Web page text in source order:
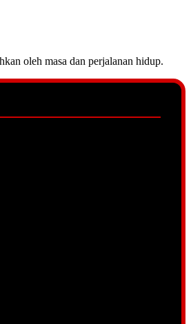
oleh masa dan perjalanan hidup.